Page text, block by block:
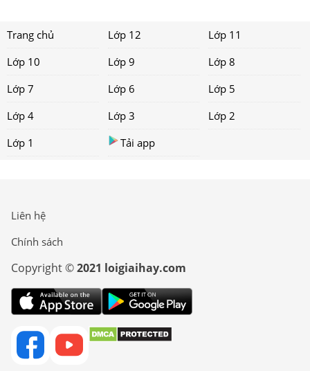
Trang chủ Lớp 12
Lớp 11
Lớp 10
Lớp 9
Lớp 8
Lớp 7
Lớp 6
Lớp 5
Lớp 4
Lớp 3
Lớp 2
Lớp 1
Tải app
Liên hệ
Chính sách
Copyright ©2021 loigiaihay.com